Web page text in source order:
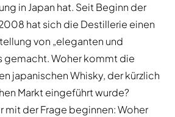
in Japan hat. Seit Beginn der
hat sich die Destillerie einen
von „eleganten und
gemacht. Woher kommt die
japanischen Whisky, der kürzlich
Markt eingeführt wurde?
mit der Frage beginnen: Woher